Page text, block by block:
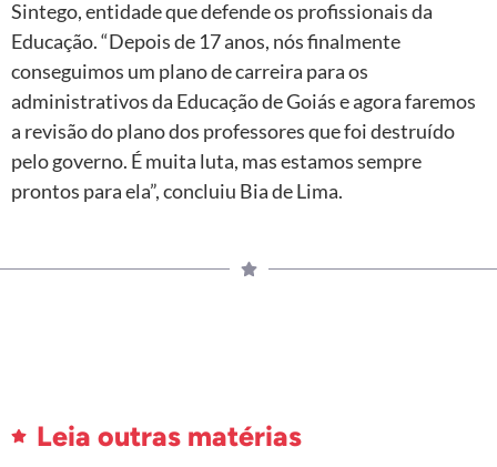
Sintego, entidade que defende os profissionais da
Educação. “Depois de 17 anos, nós finalmente
conseguimos um plano de carreira para os
administrativos da Educação de Goiás e agora faremos
a revisão do plano dos professores que foi destruído
pelo governo. É muita luta, mas estamos sempre
prontos para ela”, concluiu Bia de Lima.
Leia outras matérias